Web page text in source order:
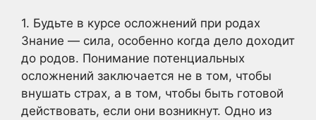
1. Будьте в курсе осложнений при родах
Знание — сила, особенно когда дело доходит
до родов. Понимание потенциальных
осложнений заключается не в том, чтобы
внушать страх, а в том, чтобы быть готовой
действовать, если они возникнут. Одно из